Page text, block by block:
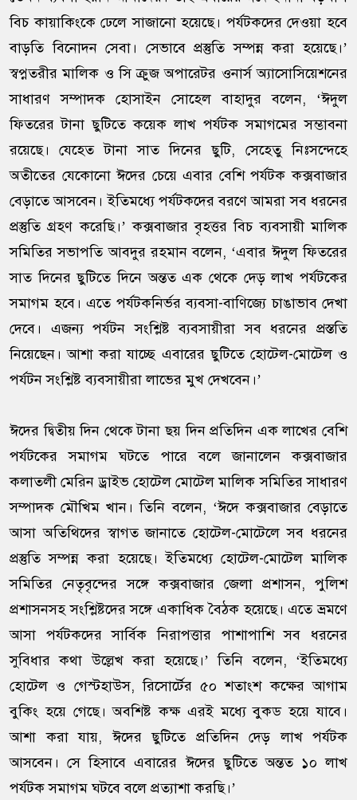
বিচ কায়াকিংকে ঢেলে সাজানো হয়েছে। পর্যটকদের দেওয়া হবে
বাড়তি বিনোদন সেবা। সেভাবে প্রস্তুতি সম্পন্ন করা হয়েছে।’
স্বপ্নতরীর মালিক ও সি ক্রুজ অপারেটর ওনার্স অ্যাসোসিয়েশনের
সাধারণ সম্পাদক হোসাইন সোহেল বাহাদুর বলেন, ‘ঈদুল
ফিতরের টানা ছুটিতে কয়েক লাখ পর্যটক সমাগমের সম্ভাবনা
রয়েছে। যেহেত টানা সাত দিনের ছুটি, সেহেতু নিঃসন্দেহে
অতীতের যেকোনো ঈদের চেয়ে এবার বেশি পর্যটক কক্সবাজার
বেড়াতে আসবেন। ইতিমধ্যে পর্যটকদের বরণে আমরা সব ধরনের
প্রস্তুতি গ্রহণ করেছি।’ কক্সবাজার বৃহত্তর বিচ ব্যবসায়ী মালিক
সমিতির সভাপতি আবদুর রহমান বলেন, ‘এবার ঈদুল ফিতরের
সাত দিনের ছুটিতে দিনে অন্তত এক থেকে দেড় লাখ পর্যটকের
সমাগম হবে। এতে পর্যটকনির্ভর ব্যবসা-বাণিজ্যে চাঙাভাব দেখা
দেবে। এজন্য পর্যটন সংশ্লিষ্ট ব্যবসায়ীরা সব ধরনের প্রস্ততি
নিয়েছেন। আশা করা যাচ্ছে এবারের ছুটিতে হোটেল-মোটেল ও
পর্যটন সংশ্লিষ্ট ব্যবসায়ীরা লাভের মুখ দেখবেন।’
ঈদের দ্বিতীয় দিন থেকে টানা ছয় দিন প্রতিদিন এক লাখের বেশি
পর্যটকের সমাগম ঘটতে পারে বলে জানালেন কক্সবাজার
কলাতলী মেরিন ড্রাইভ হোটেল মোটেল মালিক সমিতির সাধারণ
সম্পাদক মৌখিম খান। তিনি বলেন, ‘ঈদে কক্সবাজার বেড়াতে
আসা অতিথিদের স্বাগত জানাতে হোটেল-মোটেলে সব ধরনের
প্রস্তুতি সম্পন্ন করা হয়েছে। ইতিমধ্যে হোটেল-মোটেল মালিক
সমিতির নেতৃবৃন্দের সঙ্গে কক্সবাজার জেলা প্রশাসন, পুলিশ
প্রশাসনসহ সংশ্লিষ্টদের সঙ্গে একাধিক বৈঠক হয়েছে। এতে ভ্রমণে
আসা পর্যটকদের সার্বিক নিরাপত্তার পাশাপাশি সব ধরনের
সুবিধার কথা উল্লেখ করা হয়েছে।’ তিনি বলেন, ‘ইতিমধ্যে
হোটেল ও গেস্টহাউস, রিসোর্টের ৫০ শতাংশ কক্ষের আগাম
বুকিং হয়ে গেছে। অবশিষ্ট কক্ষ এরই মধ্যে বুকড হয়ে যাবে।
আশা করা যায়, ঈদের ছুটিতে প্রতিদিন দেড় লাখ পর্যটক
আসবেন। সে হিসাবে এবারের ঈদের ছুটিতে অন্তত ১০ লাখ
পর্যটক সমাগম ঘটবে বলে প্রত্যাশা করছি।’